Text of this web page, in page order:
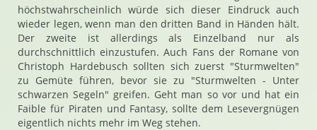
höchstwahrscheinlich würde sich dieser Eindruck auch
wieder legen, wenn man den dritten Band in Händen hält.
Der zweite ist allerdings als Einzelband nur als
durchschnittlich einzustufen. Auch Fans der Romane von
Christoph Hardebusch sollten sich zuerst "Sturmwelten"
zu Gemüte führen, bevor sie zu "Sturmwelten - Unter
schwarzen Segeln" greifen. Geht man so vor und hat ein
Faible für Piraten und Fantasy, sollte dem Lesevergnügen
eigentlich nichts mehr im Weg stehen.